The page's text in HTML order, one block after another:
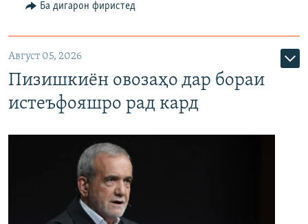
Ба дигарон фиристед
Август 05, 2026
Пизишкиён овозаҳо дар бораи
истеъфояшро рад кард